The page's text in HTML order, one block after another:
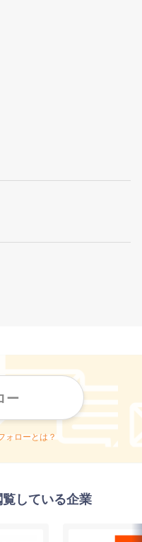
ー
ォローとは？
している企業